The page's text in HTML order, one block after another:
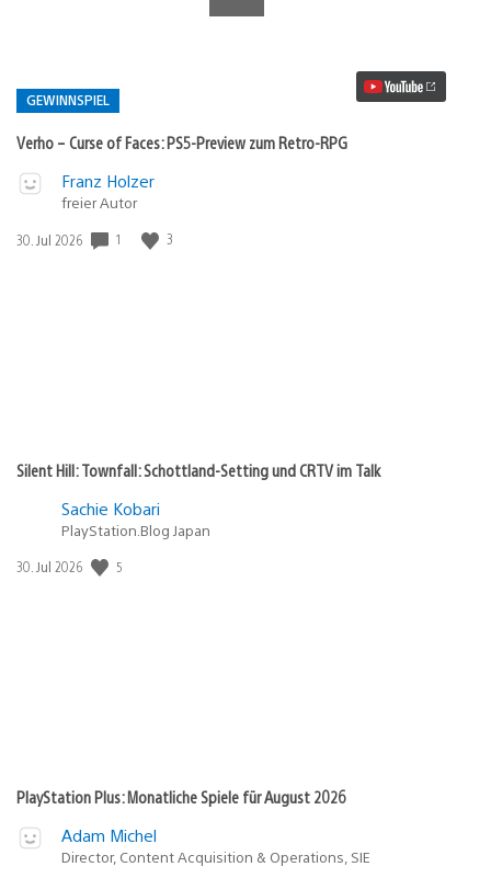
Curse
Retro-
GEWINNSPIEL
Verho – Curse of Faces: PS5-Preview zum Retro-RPG
Veröffentlicht
Gewinnspiel
Franz Holzer
freier Autor
Veröffentlichungsdatum:
30. Jul 2026 1 3
Silent Hill: Townfall: Schottland-Setting und CRTV im Talk
Sachie Kobari
PlayStation.Blog Japan
Veröffentlichungsdatum:
30. Jul 2026 5
PlayStation Plus: Monatliche Spiele für August 2026
Adam Michel
Director, Content Acquisition & Operations, SIE